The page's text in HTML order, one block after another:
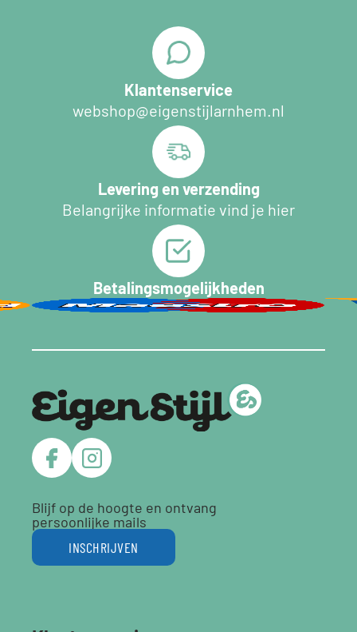
Klantenservice
webshop@eigenstijlarnhem.nl
Levering en verzending
Belangrijke informatie vind je hier
Betalingsmogelijkheden
Blijf op de hoogte en ontvang
persoonlijke mails
INSCHRIJVEN